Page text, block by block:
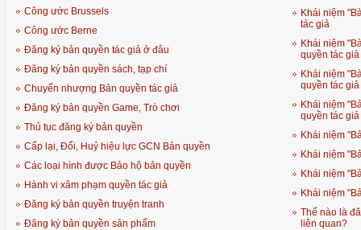
Công ước Brussels
Công ước Berne
Đăng ký bản quyền tác giả ở đâu
Đăng ký bản quyền sách, tạp chí
Chuyển nhượng Bản quyền tác giả
Đăng ký bản quyền Game, Trò chơi
Thủ tục đăng ký bản quyền
Cấp lại, Đổi, Huỷ hiệu lực GCN Bản quyền
Các loại hình được Bảo hộ bản quyền
Hành vi xâm phạm quyền tác giả
Đăng ký bản quyền truyện tranh
Đăng ký bản quyền sản phẩm
Khái niệm
tác giả
Khái niệm
quyền tác giả
Khái niệm
quyền tác giả
Khái niệm
quyền tác giả
Khái niệm
Khái niệm
Khái niệm
Khái niệm
Thế nào là
liên quan?